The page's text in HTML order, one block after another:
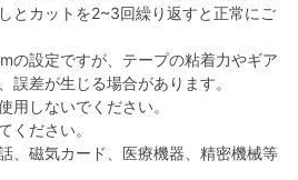
とカットを2~3回繰り返すと正常にご
の設定ですが、テープの粘着力やギア
誤差が生じる場合があります。
用しないでください。
ください。
、磁気カード、医療機器、精密機械等